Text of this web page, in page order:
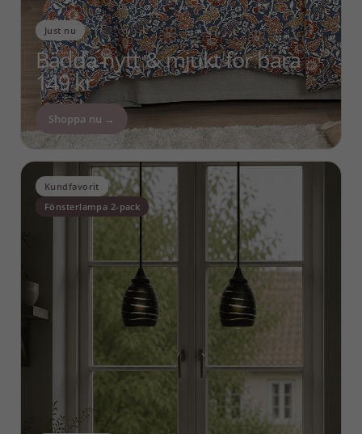
Just nu
Bädda nytt & mjukt för bara
149 kr
Shoppa nu →
Kundfavorit
Fönsterlampa 2-pack